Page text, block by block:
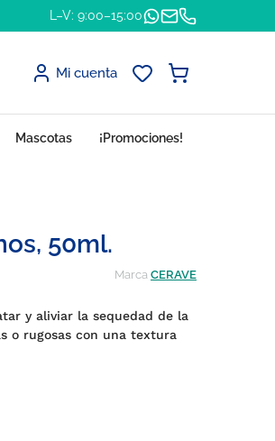
L–V: 9:00–15:00
Mi cuenta
Mascotas ¡Promociones!
50ml.
Marca CERAVE
y aliviar la sequedad de la
o rugosas con una textura